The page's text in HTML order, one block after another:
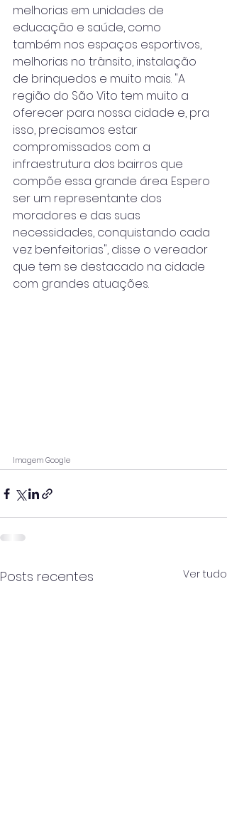
melhorias em unidades de
educação e saúde, como
também nos espaços esportivos,
melhorias no trânsito, instalação
de brinquedos e muito mais. "A
região do São Vito tem muito a
oferecer para nossa cidade e, pra
isso, precisamos estar
compromissados com a
infraestrutura dos bairros que
compõe essa grande área. Espero
ser um representante dos
moradores e das suas
necessidades, conquistando cada
vez benfeitorias", disse o vereador
que tem se destacado na cidade
com grandes atuações.
Imagem Google
Posts recentes Ver tudo